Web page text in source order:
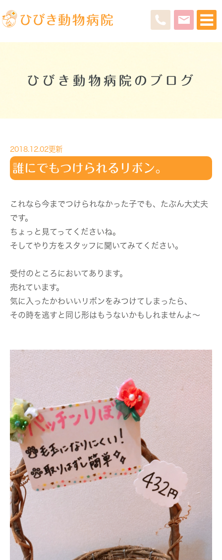
ひびき動物病院のブログ
2018.12.02更新
誰にでもつけられるリボン。
これなら今までつけられなかった子でも、たぶん大丈夫
です。
ちょっと見てってくださいね。
そしてやり方をスタッフに聞いてみてください。
受付のところにおいてあります。
売れています。
気に入ったかわいいリボンをみつけてしまったら、
その時を逃すと同じ形はもうないかもしれませんよ～